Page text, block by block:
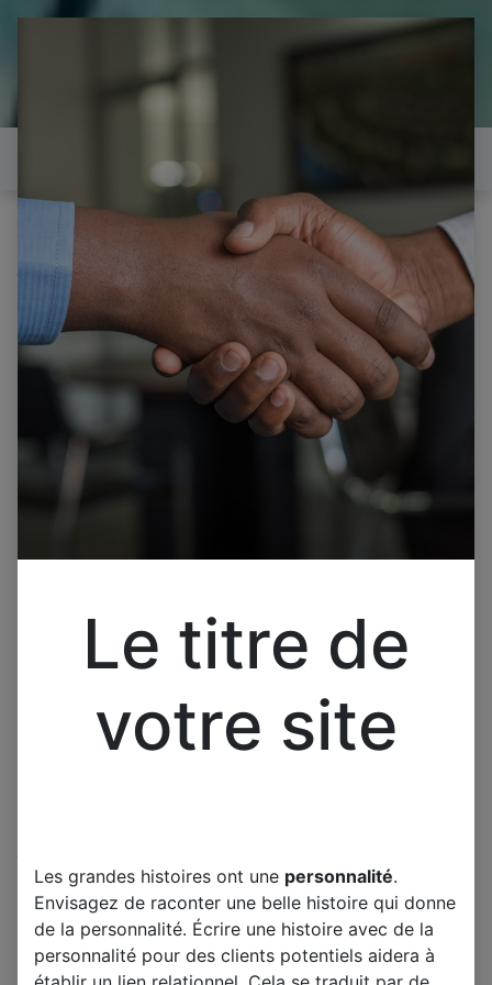
il est temps de
réparer...Electronique 66 est
heureux de vous aider
Tous les produits
TUBE EL509 1 TUBES ET LAMPE VINTAGE NEUVE
Soquet magnoval
TUBE EL509 1 TUBES ET
LAMPE VINTAGE NEUVE
Soquet magnoval
Le titre de
votre site
Les grandes histoires ont une personnalité.
Envisagez de raconter une belle histoire qui donne
de la personnalité. Écrire une histoire avec de la
personnalité pour des clients potentiels aidera à